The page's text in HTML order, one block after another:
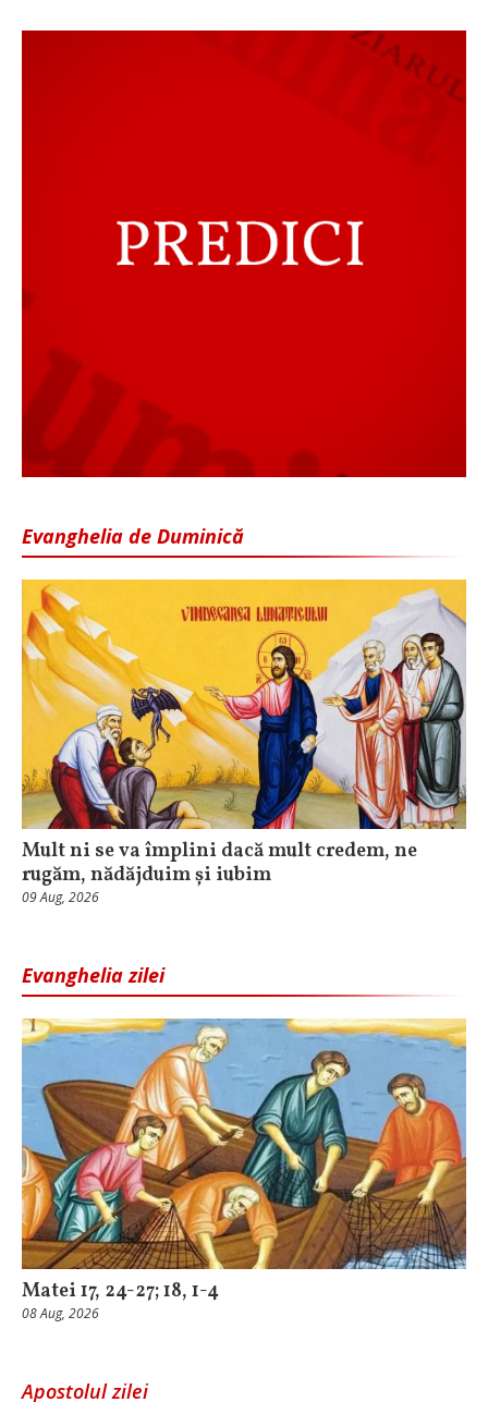
Evanghelia de Duminică
Mult ni se va împlini dacă mult credem, ne
rugăm, nădăjduim și iubim
09 Aug, 2026
Evanghelia zilei
Matei 17, 24-27; 18, 1-4
08 Aug, 2026
Apostolul zilei